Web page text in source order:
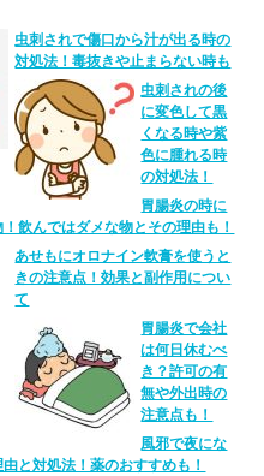
虫刺されで傷口から汁が出る時の
対処法！毒抜きや止まらない時も
虫刺されの後
に変色して黒
くなる時や紫
色に腫れる時
の対処法！
胃腸炎の時に
飲んではダメな物とその理由も！
あせもにオロナイン軟膏を使うと
きの注意点！効果と副作用につい
て
胃腸炎で会社
は何日休むべ
き？許可の有
無や外出時の
注意点も！
風邪で夜にな
と対処法！薬のおすすめも！